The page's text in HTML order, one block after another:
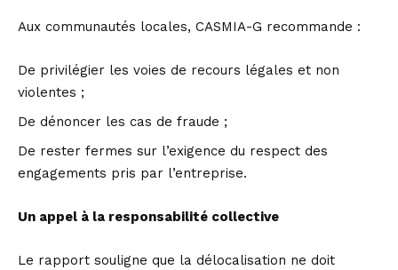
Aux communautés locales, CASMIA-G recommande :
De privilégier les voies de recours légales et non
violentes ;
De dénoncer les cas de fraude ;
De rester fermes sur l’exigence du respect des
engagements pris par l’entreprise.
Un appel à la responsabilité collective
Le rapport souligne que la délocalisation ne doit